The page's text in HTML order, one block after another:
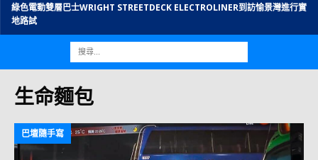
綠色電動雙層巴士WRIGHT STREETDECK ELECTROLINER到訪愉景灣進行實
地路試
生命麵包
巴壇隨手寫